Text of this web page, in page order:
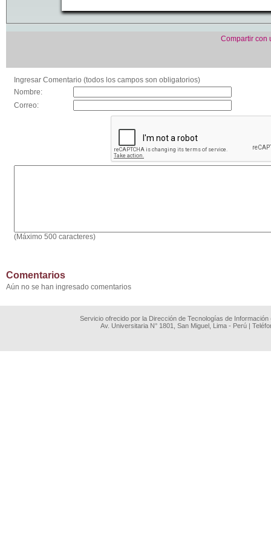
Compartir con
Ingresar Comentario (todos los campos son obligatorios)
Nombre:
Correo:
(Máximo 500 caracteres)
Comentarios
Aún no se han ingresado comentarios
Servicio ofrecido por la Dirección de Tecnologías de
Av. Universitaria N° 1801, San Miguel, Lima - Perú |